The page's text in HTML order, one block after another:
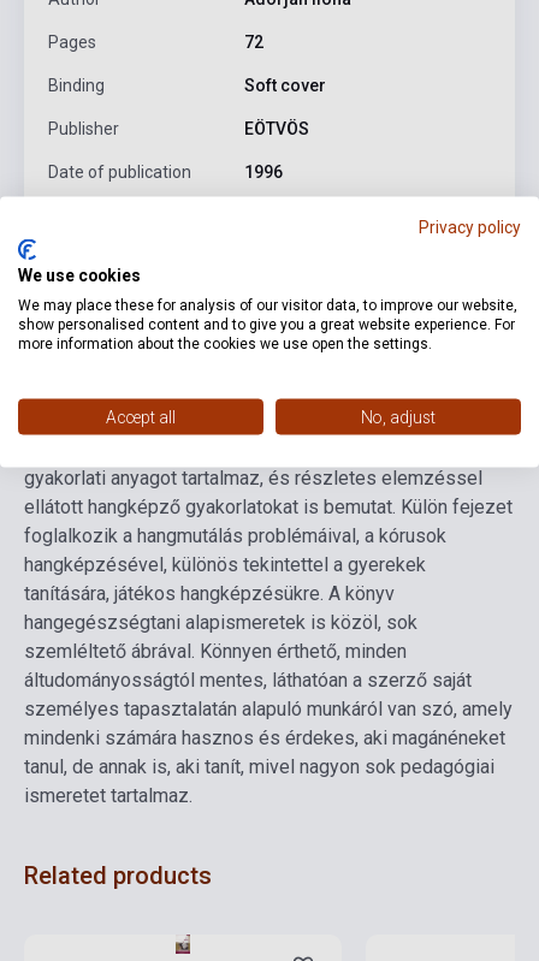
Pages 72
Binding Soft cover
Publisher EÖTVÖS
Date of publication 1996
Detailed description Related links Reviews
Ez a könyv egy tapasztalatokban gazdag, hosszú
gyakorlati anyagot tartalmaz, és részletes elemzéssel
ellátott hangképző gyakorlatokat is bemutat. Külön fejezet
foglalkozik a hangmutálás problémáival, a kórusok
hangképzésével, különös tekintettel a gyerekek
tanítására, játékos hangképzésükre. A könyv
hangegészségtani alapismeretek is közöl, sok
szemléltető ábrával. Könnyen érthető, minden
áltudományosságtól mentes, láthatóan a szerző saját
személyes tapasztalatán alapuló munkáról van szó, amely
mindenki számára hasznos és érdekes, aki magánéneket
tanul, de annak is, aki tanít, mivel nagyon sok pedagógiai
ismeretet tartalmaz.
Related products
Privacy policy
We use cookies
We may place these for analysis of our visitor data, to improve our website,
show personalised content and to give you a great website experience. For
more information about the cookies we use open the settings.
Accept all No, adjust